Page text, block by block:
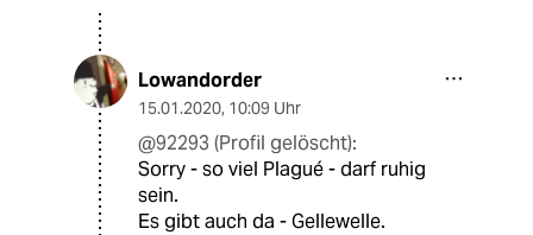
Lowandorder
15.01.2020, 10:09 Uhr
@92293 (Profil gelöscht):
Sorry - so viel Plagué - darf ruhig
sein.
Es gibt auch da - Gellewelle.